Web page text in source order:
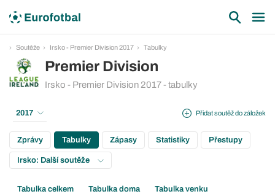
Soutěže Irsko - Premier Division 2017 Tabulky
Premier Division
Irsko - Premier Division 2017 - tabulky
Přidat soutěž do záložek
2017
Zprávy Tabulky Zápasy Statistiky Přestupy
Irsko: Další soutěže
Tabulka celkem Tabulka doma Tabulka venku